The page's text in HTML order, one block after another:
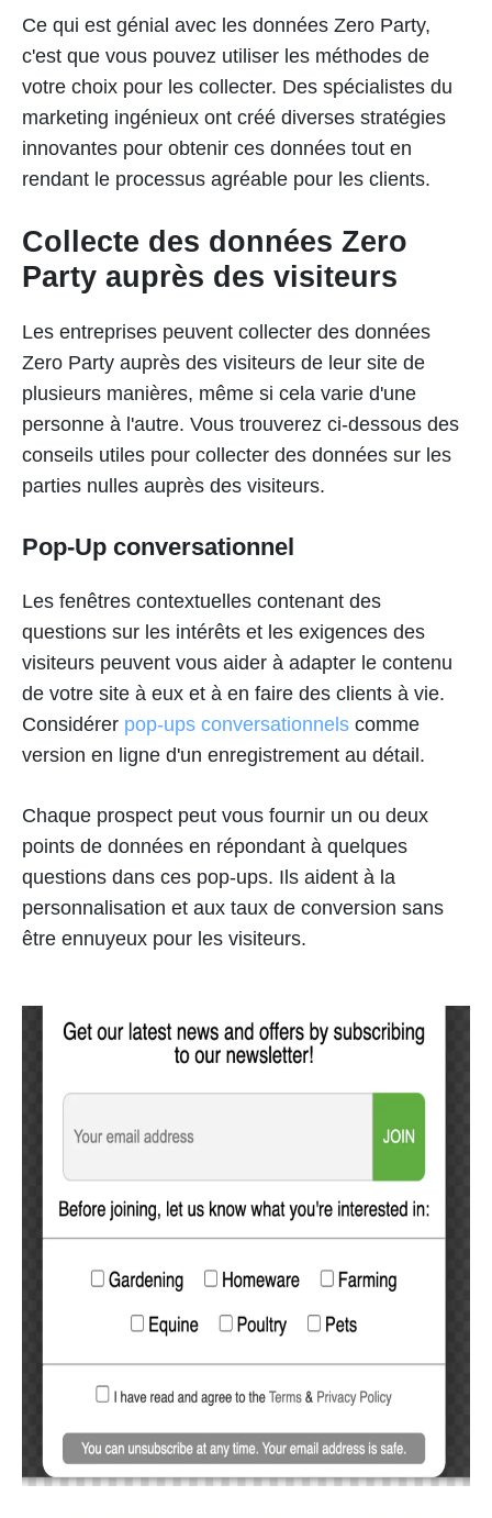
Ce qui est génial avec les données Zero Party,
c'est que vous pouvez utiliser les méthodes de
votre choix pour les collecter. Des spécialistes du
marketing ingénieux ont créé diverses stratégies
innovantes pour obtenir ces données tout en
rendant le processus agréable pour les clients.
Collecte des données Zero
Party auprès des visiteurs
Les entreprises peuvent collecter des données
Zero Party auprès des visiteurs de leur site de
plusieurs manières, même si cela varie d'une
personne à l'autre. Vous trouverez ci-dessous des
conseils utiles pour collecter des données sur les
parties nulles auprès des visiteurs.
Pop-Up conversationnel
Les fenêtres contextuelles contenant des
questions sur les intérêts et les exigences des
visiteurs peuvent vous aider à adapter le contenu
de votre site à eux et à en faire des clients à vie.
Considérer pop-ups conversationnels comme
version en ligne d'un enregistrement au détail.
Chaque prospect peut vous fournir un ou deux
points de données en répondant à quelques
questions dans ces pop-ups. Ils aident à la
personnalisation et aux taux de conversion sans
être ennuyeux pour les visiteurs.